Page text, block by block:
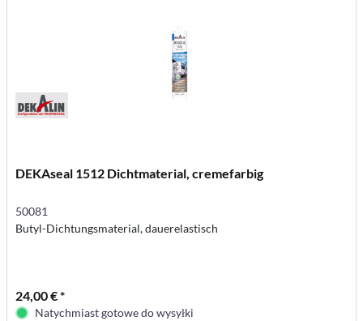
DEKAseal 1512 Dichtmaterial, cremefarbig
50081
Butyl-Dichtungsmaterial, dauerelastisch
24,00 € *
Natychmiast gotowe do wysyłki